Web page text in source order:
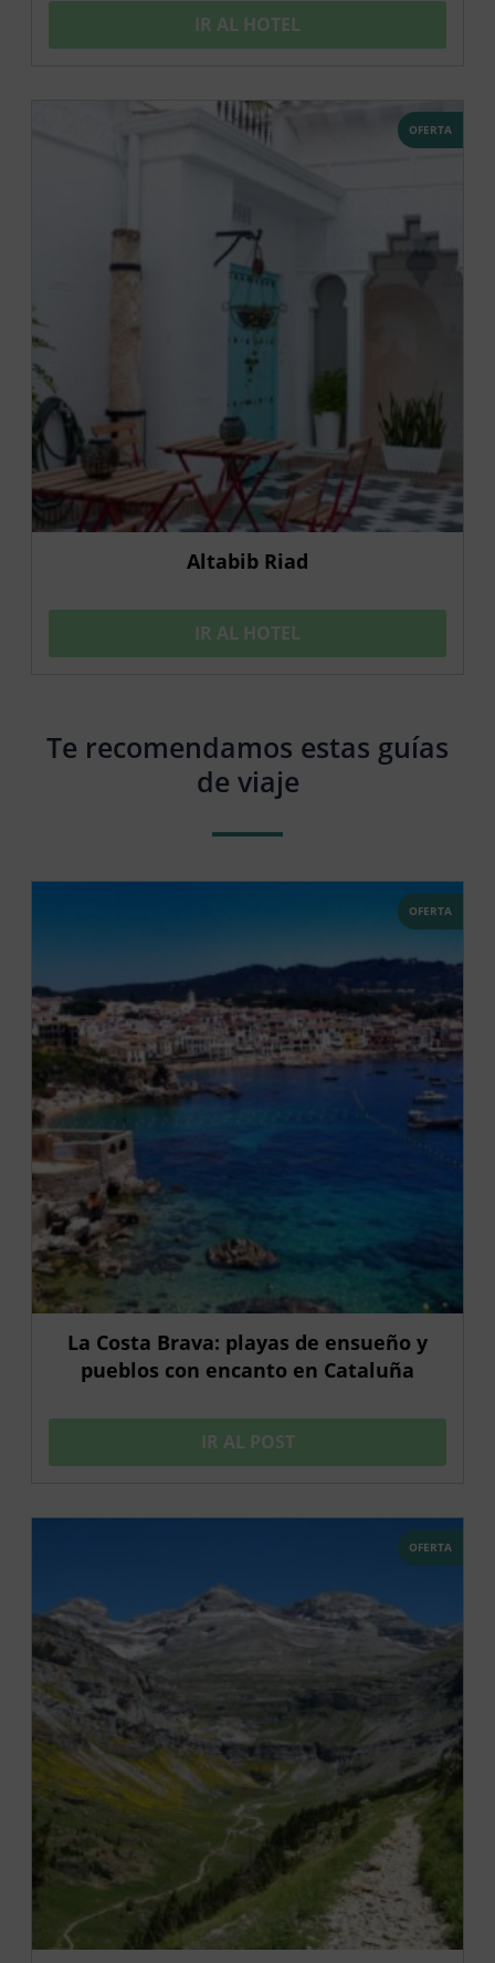
IR AL HOTEL
OFERTA
Altabib Riad
IR AL HOTEL
Te recomendamos estas guías
de viaje
OFERTA
La Costa Brava: playas de ensueño y
pueblos con encanto en Cataluña
IR AL POST
OFERTA